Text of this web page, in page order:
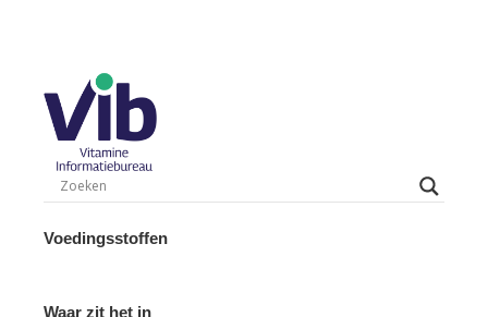
Voedingsstoffen
Waar zit het in